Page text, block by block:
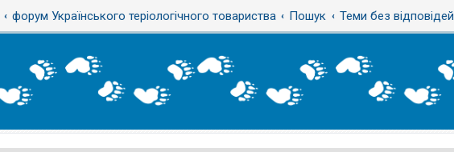
форум Українського теріологічного товариства Пошук Теми без відповідей